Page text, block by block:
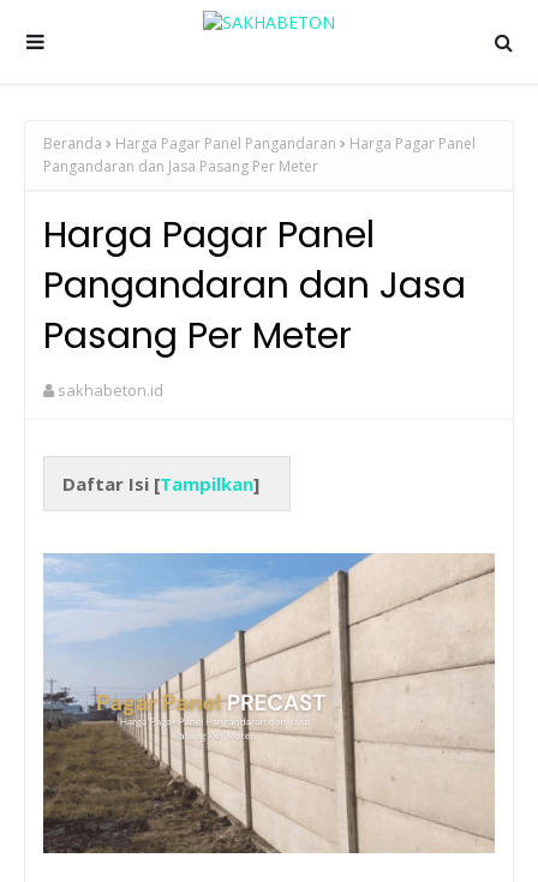
Beranda Harga Pagar Panel Pangandaran
Harga Pagar Panel
Pangandaran dan Jasa Pasang Per Meter
Harga Pagar Panel
Pangandaran dan Jasa
Pasang Per Meter
sakhabeton.id
Daftar Isi [Tampilkan]